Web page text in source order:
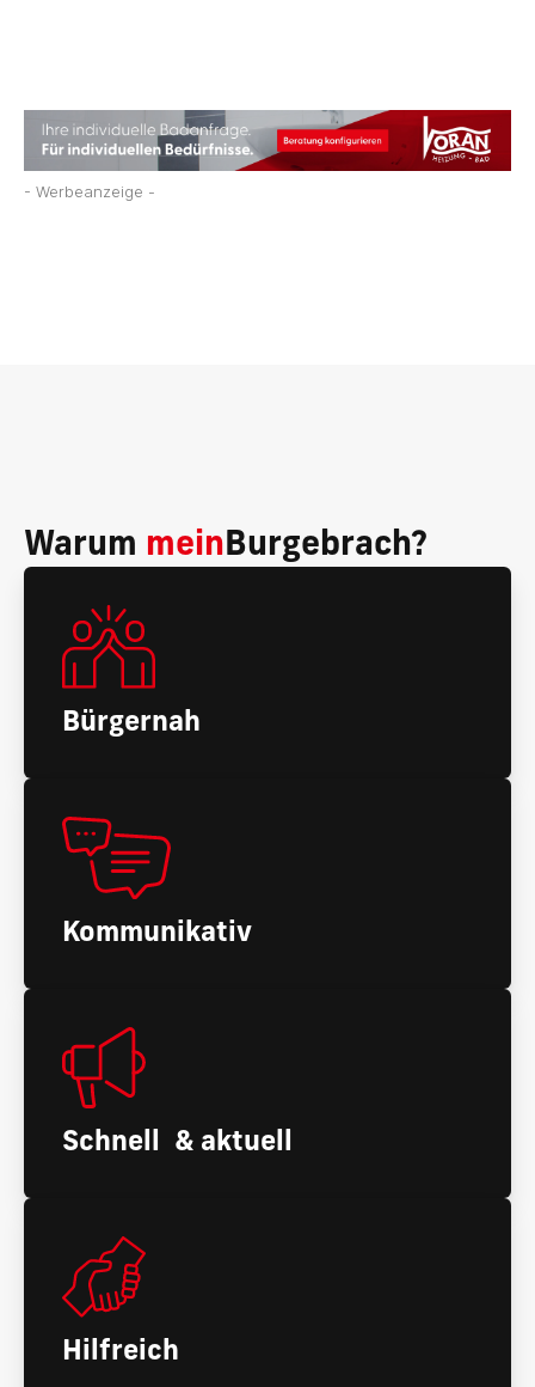
- Werbeanzeige -
Warum mein Burgebrach?
Bürgernah
Kommunikativ
Schnell & aktuell
Hilfreich